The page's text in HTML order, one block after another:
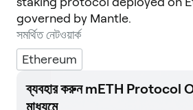
governed by Mantle.
সমর্থিত নেটওয়ার্ক
Ethereum
ব্যবহার করুন mETH Protocol
মাধ্যমে